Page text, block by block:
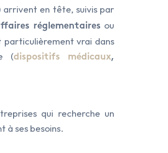
arrivent en tête, suivis par
réglementaires ou
particulièrement vrai dans
(dispositifs médicaux,
qui recherche un
à ses besoins.